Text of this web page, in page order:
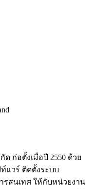
ด ก่อตั้งเมื่อปี 2550 ด้วย
แวร์ ติดตั้งระบบ
สนเทศ ให้กับหน่วยงาน